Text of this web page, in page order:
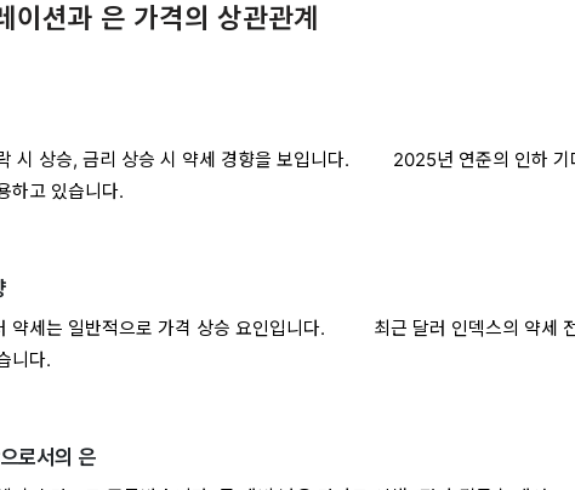
이션과 은 가격의 상관관계
시 상승, 금리 상승 시 약세 경향을 보입니다. 2025년 연준의 인하 기
하고 있습니다.
약세는 일반적으로 가격 상승 요인입니다. 최근 달러 인덱스의 약세
니다.
로서의 은